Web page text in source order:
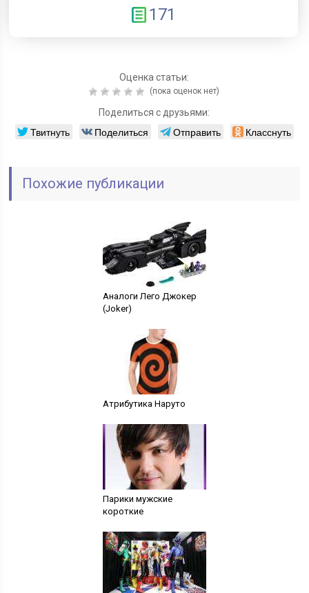
171
Оценка статьи:
(пока оценок нет)
Поделиться с друзьями:
Твитнуть Поделиться Отправить Класснуть
Похожие публикации
Аналоги Лего Джокер
(Joker)
Атрибутика Наруто
Парики мужские
короткие